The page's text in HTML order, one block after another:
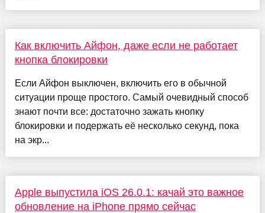
Как включить Айфон, даже если не работает
кнопка блокировки
Если Айфон выключен, включить его в обычной
ситуации проще простого. Самый очевидный способ
знают почти все: достаточно зажать кнопку
блокировки и подержать её несколько секунд, пока
на экр...
Apple выпустила iOS 26.0.1: качай это важное
обновление на iPhone прямо сейчас